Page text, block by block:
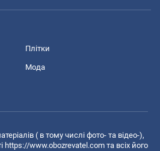
Плітки
Мода
( в тому числі фото- та відео-),
https://www.obozrevatel.com та всіх його